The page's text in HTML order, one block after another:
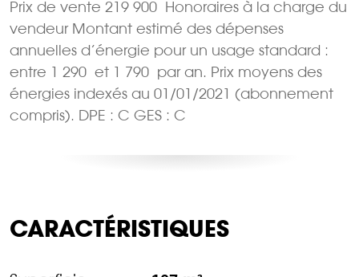
Prix de vente 219 900  Honoraires à la charge du
vendeur Montant estimé des dépenses
annuelles d’énergie pour un usage standard :
entre 1 290  et 1 790  par an. Prix moyens des
énergies indexés au 01/01/2021 (abonnement
compris). DPE : C GES : C
CARACTÉRISTIQUES